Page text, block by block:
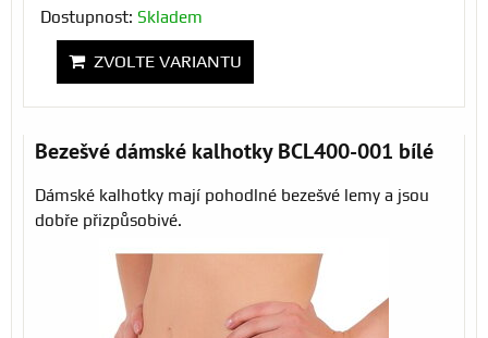
Dostupnost: Skladem
ZVOLTE VARIANTU
Bezešvé dámské kalhotky BCL400-001 bílé
Dámské kalhotky mají pohodlné bezešvé lemy a jsou
dobře přizpůsobivé.